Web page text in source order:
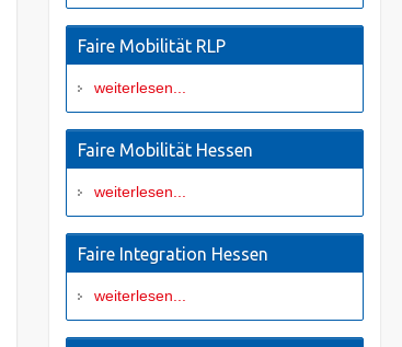
Faire Mobilität RLP
weiterlesen...
Faire Mobilität Hessen
weiterlesen...
Faire Integration Hessen
weiterlesen...